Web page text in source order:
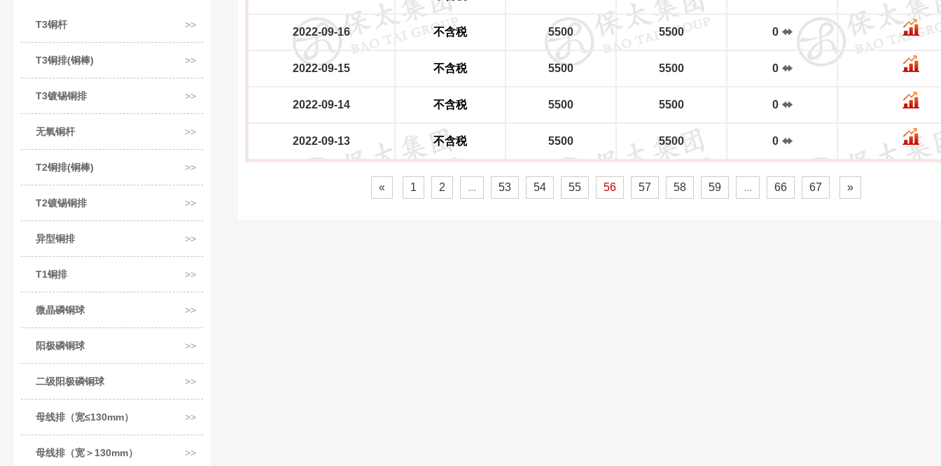
T3铜杆
T3铜排(铜棒)
T3镀锡铜排
无氧铜杆
T2铜排(铜棒)
T2镀锡铜排
异型铜排
T1铜排
微晶磷铜球
阳极磷铜球
二级阳极磷铜球
母线排（宽≤130mm）
母线排（宽＞130mm）
2022-09-16 不含税 5500 5500 0
2022-09-15 不含税 5500 5500 0
2022-09-14 不含税 5500 5500 0
2022-09-13 不含税 5500 5500 0
« 1 2 ... 53 54 55 56 57 58 59 ... 66 67 »